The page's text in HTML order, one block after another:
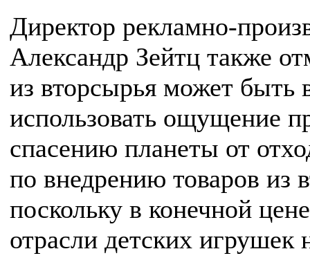
Директор рекламно-
Александр Зейтц также
из вторсырья может быть
использовать ощущение
спасению планеты от
по внедрению товаров из
поскольку в конечной
отрасли детских